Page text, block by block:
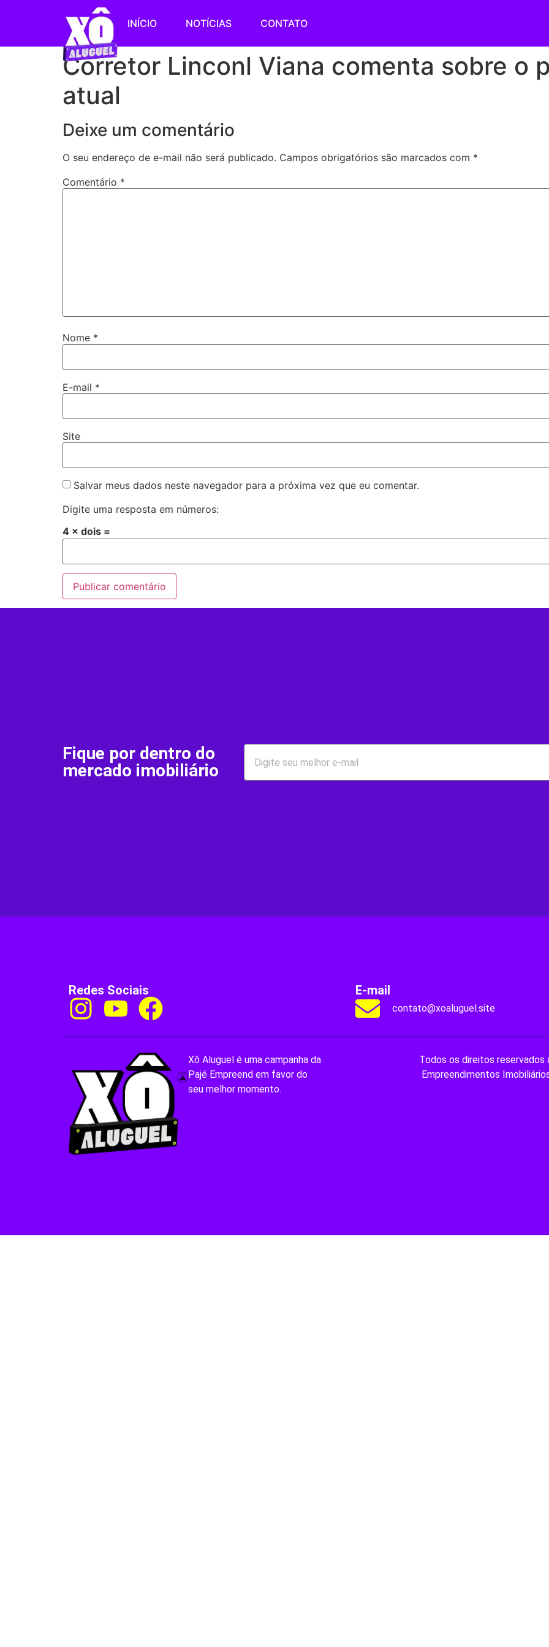
INÍCIO NOTÍCIAS CONTATO
Corretor Linconl Viana comenta sobre o
atual
Deixe um comentário
O seu endereço de e-mail não será publicado. Campos obrigatórios são marcados com *
Comentário *
Nome *
E-mail *
Site
Salvar meus dados neste navegador para a próxima vez que eu comentar.
Digite uma resposta em números:
4 × dois =
Fique por dentro do
mercado imobiliário
Redes Sociais E-mail
contato@xoaluguel.site
Xô Aluguel é uma campanha da
Pajé Empreend em favor do
seu melhor momento.
Todos os direitos reservados
Empreendimentos